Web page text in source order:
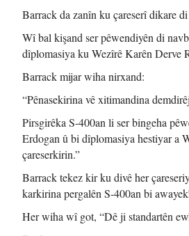
Barrack da zanîn ku çareserî dikare
Wî bal kişand ser pêwendiyên di
dîplomasiya ku Wezîrê Karên Derve
Barrack mijar wiha nirxand:
“Pênasekirina vê xitimandina
Pirsgirêka S-400an li ser bingeha
Erdogan û bi dîplomasiya hestiyar a
çareserkirin.”
Barrack tekez kir ku divê her
karkirina pergalên S-400an bi
Her wiha wî got, “Dê ji standartên